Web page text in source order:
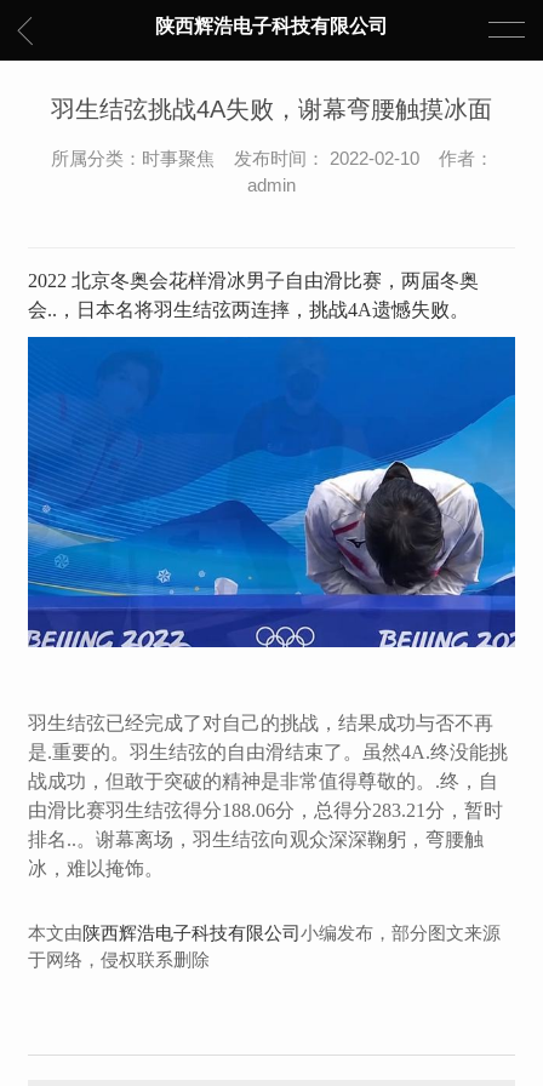
陕西辉浩电子科技有限公司
羽生结弦挑战4A失败，谢幕弯腰触摸冰面
所属分类：时事聚焦 发布时间： 2022-02-10 作者：
admin
2022 北京冬奥会花样滑冰男子自由滑比赛，两届冬奥
会..，日本名将羽生结弦两连摔，挑战4A遗憾失败。
羽生结弦已经完成了对自己的挑战，结果成功与否不再
是.重要的。羽生结弦的自由滑结束了。虽然4A.终没能挑
战成功，但敢于突破的精神是非常值得尊敬的。.终，自
由滑比赛羽生结弦得分188.06分，总得分283.21分，暂时
排名..。谢幕离场，羽生结弦向观众深深鞠躬，弯腰触
冰，难以掩饰。
本文由陕西辉浩电子科技有限公司小编发布，部分图文来源
于网络，侵权联系删除